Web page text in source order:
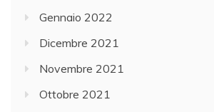
Gennaio 2022
Dicembre 2021
Novembre 2021
Ottobre 2021